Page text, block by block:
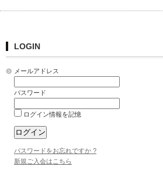
LOGIN
メールアドレス
パスワード
ログイン情報を記憶
パスワードをお忘れですか ?
新規ご入会はこちら